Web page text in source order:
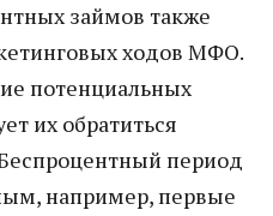
займов также
ходов МФО.
потенциальных
их обратиться
период
например, первые